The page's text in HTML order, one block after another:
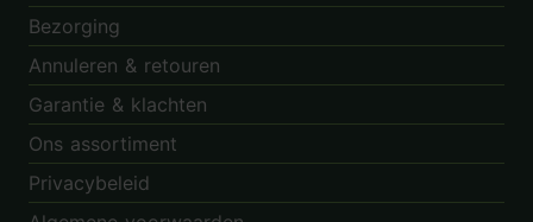
Bezorging
Annuleren & retouren
Garantie & klachten
Ons assortiment
Privacybeleid